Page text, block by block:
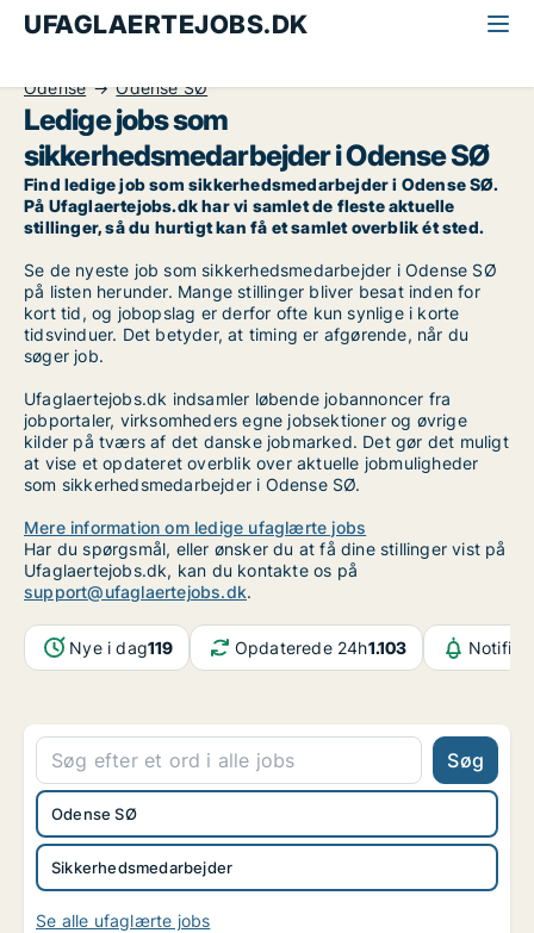
UFAGLAERTEJOBS.DK
Odense
Odense SØ
Ledige jobs som
sikkerhedsmedarbejder i Odense SØ
Find ledige job som sikkerhedsmedarbejder i Odense SØ.
På Ufaglaertejobs.dk har vi samlet de fleste aktuelle
stillinger, så du hurtigt kan få et samlet overblik ét sted.
Se de nyeste job som sikkerhedsmedarbejder i Odense SØ
på listen herunder. Mange stillinger bliver besat inden for
kort tid, og jobopslag er derfor ofte kun synlige i korte
tidsvinduer. Det betyder, at timing er afgørende, når du
søger job.
Ufaglaertejobs.dk indsamler løbende jobannoncer fra
jobportaler, virksomheders egne jobsektioner og øvrige
kilder på tværs af det danske jobmarked. Det gør det muligt
at vise et opdateret overblik over aktuelle jobmuligheder
som sikkerhedsmedarbejder i Odense SØ.
Mere information om ledige ufaglærte jobs
Har du spørgsmål, eller ønsker du at få dine stillinger vist på
Ufaglaertejobs.dk, kan du kontakte os på
support@ufaglaertejobs.dk.
Nye i dag119 Opdaterede 24h1.103
Søg
Sikkerhedsmedarbejder
Odense SØ
Se alle ufaglærte jobs